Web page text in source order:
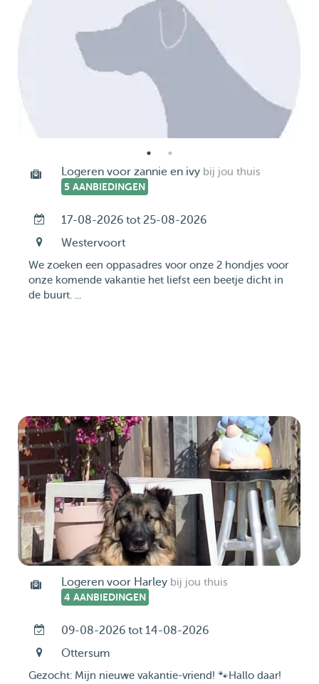
Logeren voor zannie en ivy bij jou thuis
5 AANBIEDINGEN
17-08-2026 tot 25-08-2026
Westervoort
We zoeken een oppasadres voor onze 2 hondjes voor
onze komende vakantie het liefst een beetje dicht in
de buurt. ...
Logeren voor Harley bij jou thuis
4 AANBIEDINGEN
09-08-2026 tot 14-08-2026
Ottersum
​Gezocht: Mijn nieuwe vakantie-vriend! 🐾 ​Hallo daar!